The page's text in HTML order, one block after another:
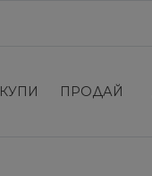
КУПИ ПРОДАЙ